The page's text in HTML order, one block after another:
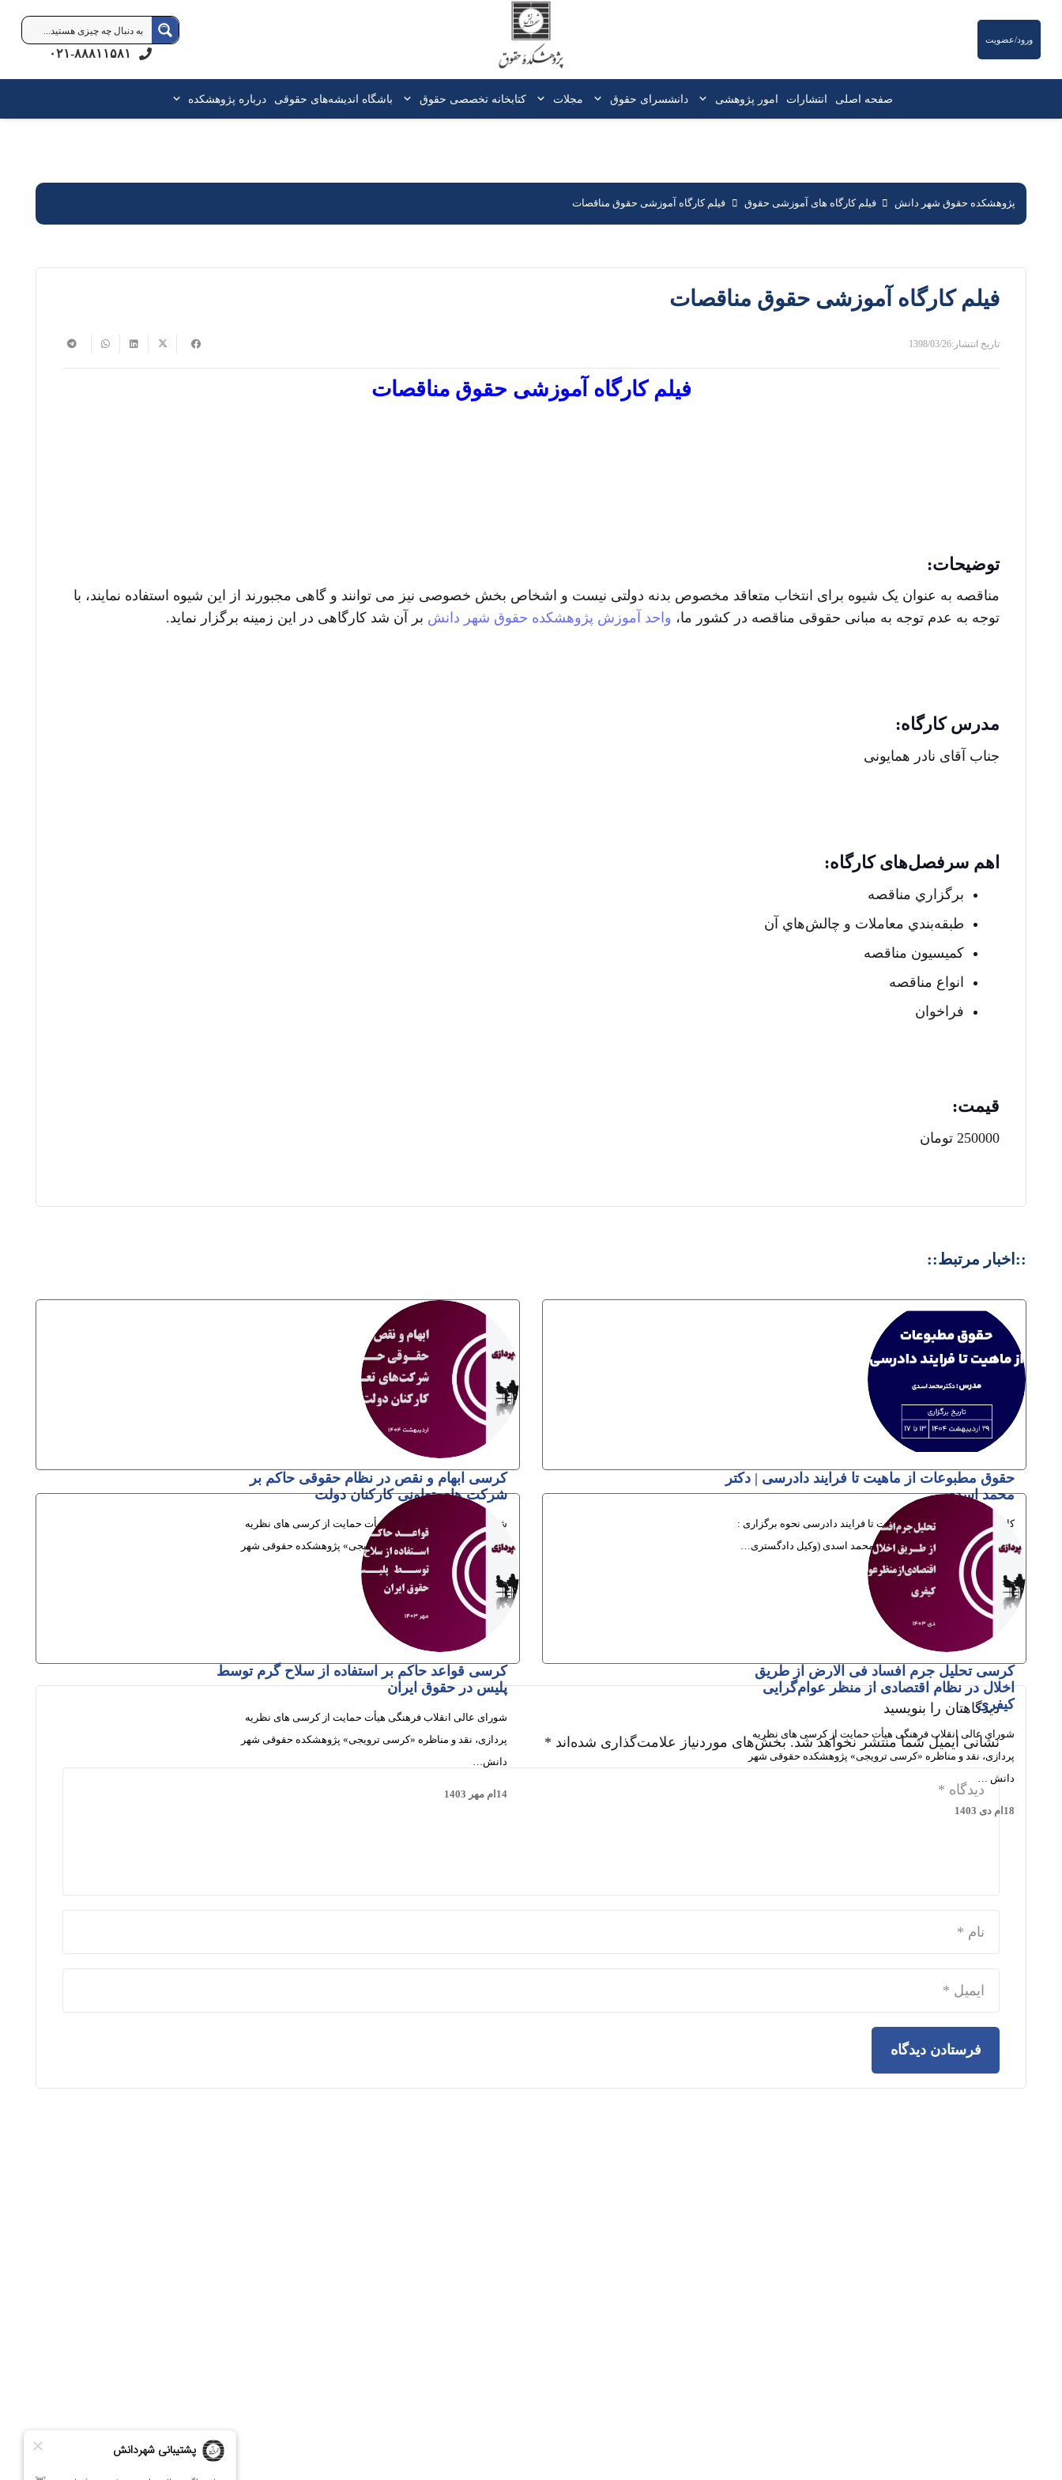
ورود/عضویت
صفحه اصلی انتشارات امور پژوهشی دانشسرای حقوق مجلات کتابخانه‌ تخصصی حقوق باشگاه اندیشه‌های حقوقی درباره پژوهشکده
پژوهشکده حقوق شهر دانش فیلم کارگاه های آموزشی حقوق فیلم کارگاه آموزشی حقوق مناقصات
فیلم کارگاه آموزشی حقوق مناقصات
تاریخ انتشار:1398/03/26
فیلم کارگاه آموزشی حقوق مناقصات
توضیحات:
مناقصه به عنوان یک شیوه برای انتخاب متعاقد مخصوص بدنه دولتی نیست و اشخاص بخش خصوصی نیز می توانند و گاهی مجبورند از این شیوه استفاده نمایند، با
توجه به عدم توجه به مبانی حقوقی مناقصه در کشور ما، واحد آموزش پژوهشکده حقوق شهر دانش بر آن شد کارگاهی در این زمینه برگزار نماید.
مدرس کارگاه:
جناب آقای نادر همایونی
اهم سرفصل‌های کارگاه:
برگزاري مناقصه
طبقه‌بندي معاملات و چالش‌هاي آن
کميسيون مناقصه
انواع مناقصه
فراخوان
قیمت:
250000 تومان
::اخبار مرتبط::
حقوق مطبوعات از ماهیت تا فرایند دادرسی | دکتر
محمد اسدی
کارگاه حقوق مطبوعات از ماهیت تا فرایند دادرسی نحوه برگزاری :
(حضوری/آنلاین) نام مدرس : دکتر محمد اسدی (وکیل دادگستری…
13ام اردیبهشت 1404
کرسی ابهام و نقص در نظام حقوقی حاکم بر
شرکت های تعاونی کارکنان دولت
شورای عالی انقلاب فرهنگی هیأت حمایت از کرسی های نظریه
پردازی، نقد و مناظره «کرسی ترویجی» پژوهشکده حقوقی شهر
6ام اردیبهشت 1404
کرسی تحلیل جرم افساد فی الارض از طریق
اخلال در نظام اقتصادی از منظر عوام‌گرایی
کیفری
شورای عالی انقلاب فرهنگی هیأت حمایت از کرسی های نظریه
پردازی، نقد و مناظره «کرسی ترویجی» پژوهشکده حقوقی شهر
دانش …
18ام دی 1403
کرسی قواعد حاکم بر استفاده از سلاح گرم توسط
پلیس در حقوق ایران
شورای عالی انقلاب فرهنگی هیأت حمایت از کرسی های نظریه
پردازی، نقد و مناظره «کرسی ترویجی» پژوهشکده حقوقی شهر
دانش…
14ام مهر 1403
دیدگاهتان را بنویسید
نشانی ایمیل شما منتشر نخواهد شد. بخش‌های موردنیاز علامت‌گذاری شده‌اند *
فرستادن دیدگاه